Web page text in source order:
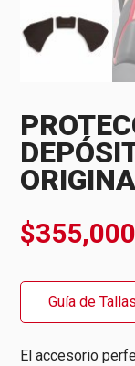
$355,000
Guía de Tallas
El accesorio